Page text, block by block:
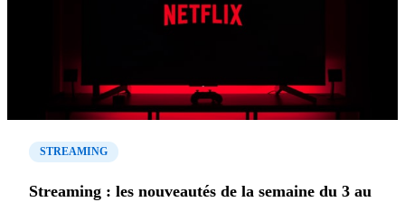
STREAMING
Streaming : les nouveautés de la semaine du 3 au